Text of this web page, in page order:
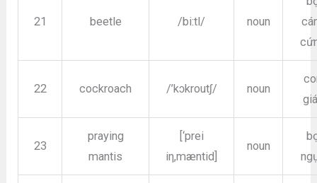
21 beetle /bi:tl/ noun
22 cockroach /’kɔkroutʃ/ noun
23
praying
mantis
[‘prei
iη,mæntid]
noun